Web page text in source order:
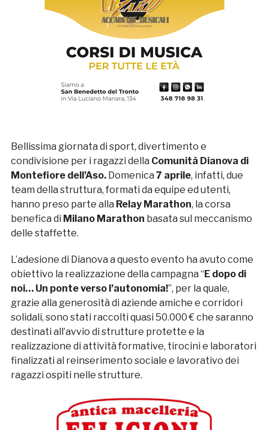
Bellissima giornata di sport, divertimento e
condivisione per i ragazzi della Comunità Dianova di
Montefiore dell’Aso.Domenica 7 aprile, infatti, due
team della struttura, formati da equipe ed utenti,
hanno preso parte alla Relay Marathon, la corsa
benefica di Milano Marathon basata sul meccanismo
delle staffette.
L’adesione di Dianova a questo evento ha avuto come
obiettivo la realizzazione della campagna “E dopo di
noi… Un ponte verso l’autonomia!”, per la quale,
grazie alla generosità di aziende amiche e corridori
solidali, sono stati raccolti quasi 50.000 € che saranno
destinati all’avvio di strutture protette e la
realizzazione di attività formative, tirocini e laboratori
finalizzati al reinserimento sociale e lavorativo dei
ragazzi ospiti nelle strutture.